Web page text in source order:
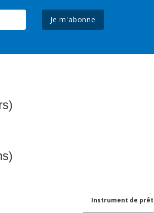
Je m'abonne
Instrument de prêt